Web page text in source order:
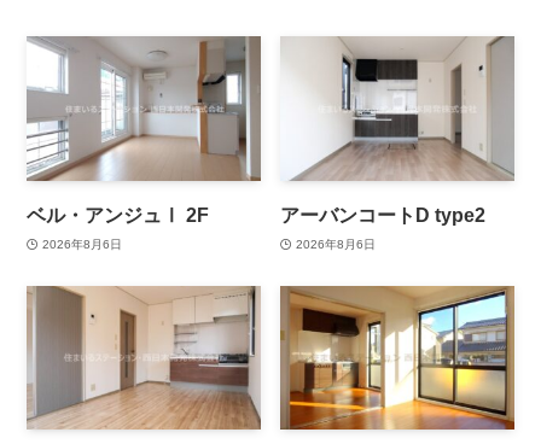
ベル・アンジュⅠ 2F
2026年8月6日
アーバンコートD type2
2026年8月6日